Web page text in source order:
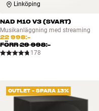
Linköping
NAD M10 V3 (SVART)
Musikanläggning med streaming
22 998:-
FÖRR29 998:-
178
OUTLET - SPARA 13%